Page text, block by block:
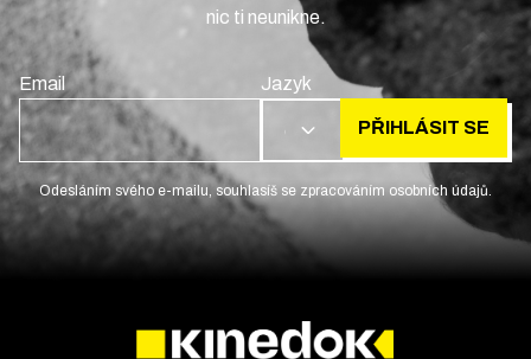
nic ti neunikne.
Email Jazyk
CS PŘIHLÁSIT SE
Odesláním svého e-mailu, souhlasíš se zpracováním osobních údajů.